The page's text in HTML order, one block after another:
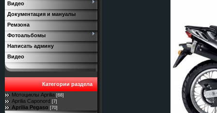
Видео
Документация и мануалы
Ремзона
Фотоальбомы
Написать админу
Видео
Категории раздела
Мотоциклы Aprilia [68]
Aprilia Caponord [7]
Aprilia Pegaso [70]